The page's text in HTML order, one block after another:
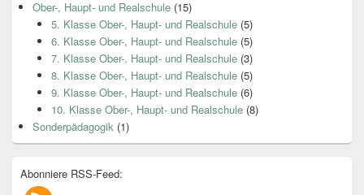
Ober-, Haupt- und Realschule (15)
5. Klasse Ober-, Haupt- und Realschule(5)
6. Klasse Ober-, Haupt- und Realschule(5)
7. Klasse Ober-, Haupt- und Realschule(3)
8. Klasse Ober-, Haupt- und Realschule(5)
9. Klasse Ober-, Haupt- und Realschule(6)
10. Klasse Ober-, Haupt- und Realschule(8)
Sonderpädagogik (1)
Abonniere RSS-Feed: